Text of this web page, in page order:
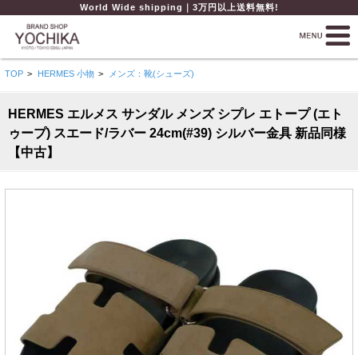
World Wide shipping｜3万円以上送料無料!
TOP > HERMES 小物 > メンズ：靴(シューズ)
HERMES エルメス サンダル メンズ シプレ エトープ (エト
ゥープ) スエード/ラバー 24cm(#39) シルバー金具 新品同様
【中古】